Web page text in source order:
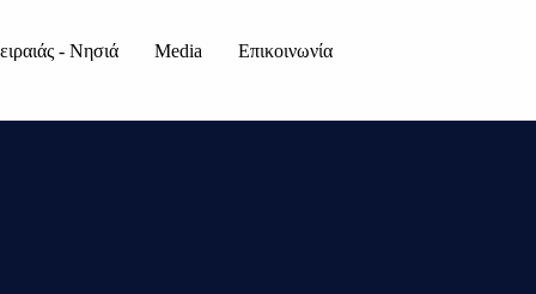
- Νησιά Media Επικοινωνία